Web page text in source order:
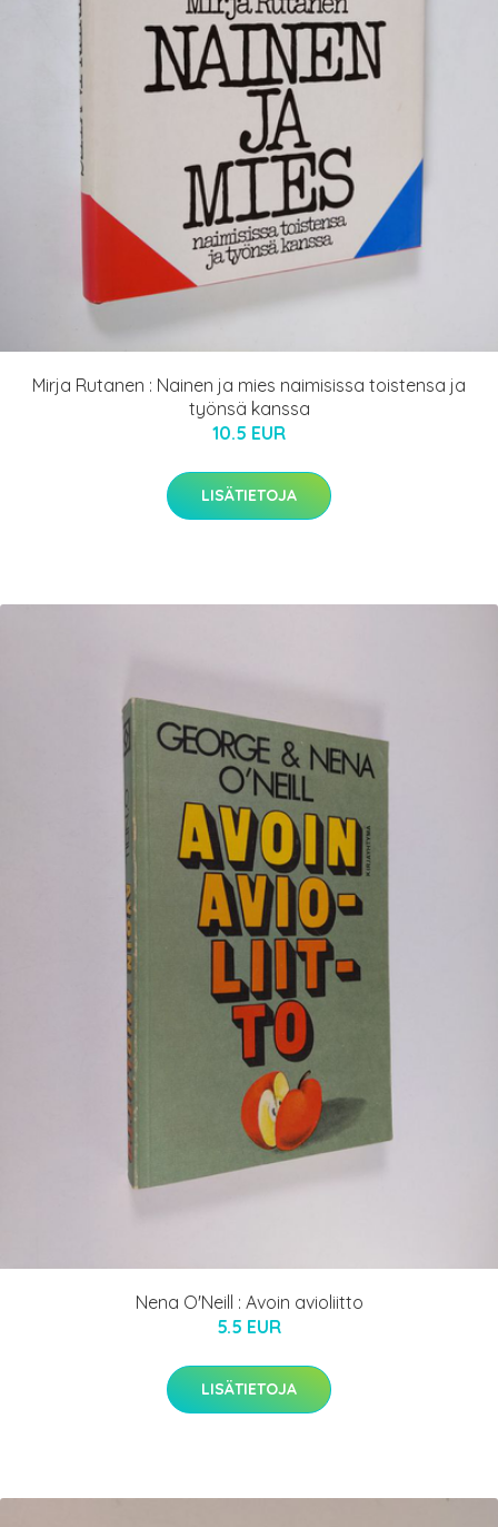
Mirja Rutanen : Nainen ja mies naimisissa toistensa ja
työnsä kanssa
10.5 EUR
LISÄTIETOJA
Nena O'Neill : Avoin avioliitto
5.5 EUR
LISÄTIETOJA